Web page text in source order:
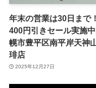
年末の営業は30日まで！
400円引きセール実施
幌市豊平区南平岸天神
琲店
2025年12月27日